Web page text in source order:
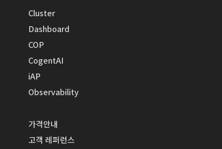
Cluster
Dashboard
COP
CogentAI
iAP
Observability
가격안내
고객 레퍼런스